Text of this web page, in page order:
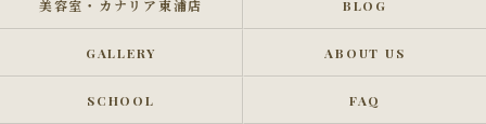
美容室・カナリア東浦店 BLOG
GALLERY ABOUT US
SCHOOL FAQ